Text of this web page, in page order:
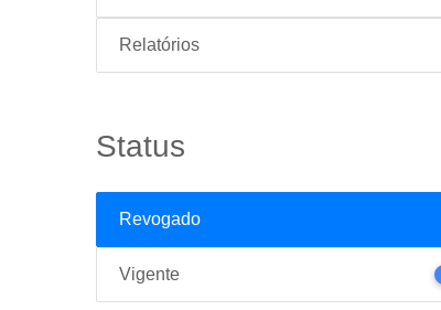
Relatórios
Status
Revogado
Vigente